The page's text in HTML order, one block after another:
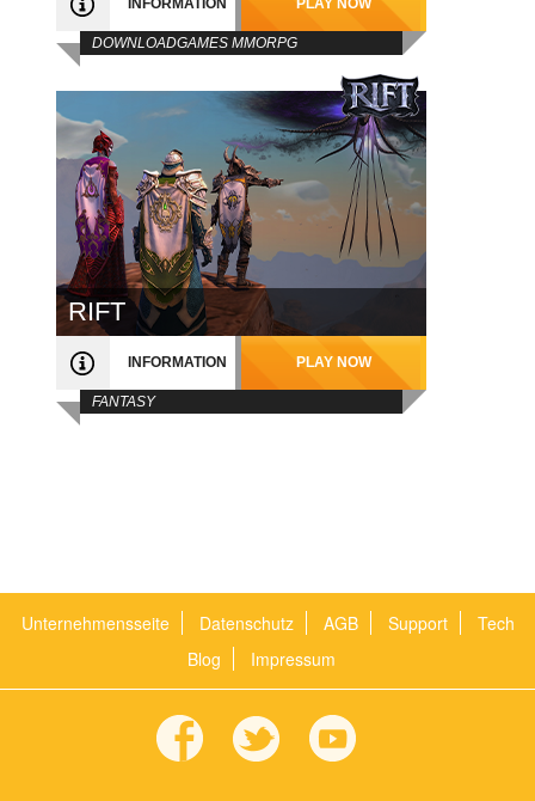
INFORMATION PLAY NOW
DOWNLOADGAMES MMORPG
RIFT
INFORMATION PLAY NOW
FANTASY
Unternehmensseite Datenschutz AGB Support
Tech
Blog
Impressum